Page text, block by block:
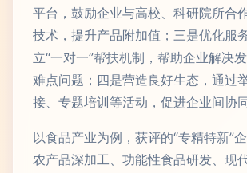
平台，鼓励企业与高校、科研院所合
技术，提升产品附加值；三是优化服
立“一对一”帮扶机制，帮助企业解决发
难点问题；四是营造良好生态，通过
接、专题培训等活动，促进企业间协同
以食品产业为例，获评的“专精特新”
农产品深加工、功能性食品研发、现